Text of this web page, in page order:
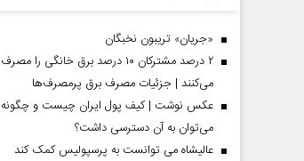
«جریان» تریبون نخبگان
۲ درصد مشترکان ۱۰ درصد برق خانگی را مصرف
می‌کنند | جزئیات مصرف برق پرمصرف‌ها
عکس نوشت | کیف پول ایران چیست و چگونه
می‌توان به آن دسترسی داشت؟
عالیشاه می توانست به پرسپولیس کمک کند